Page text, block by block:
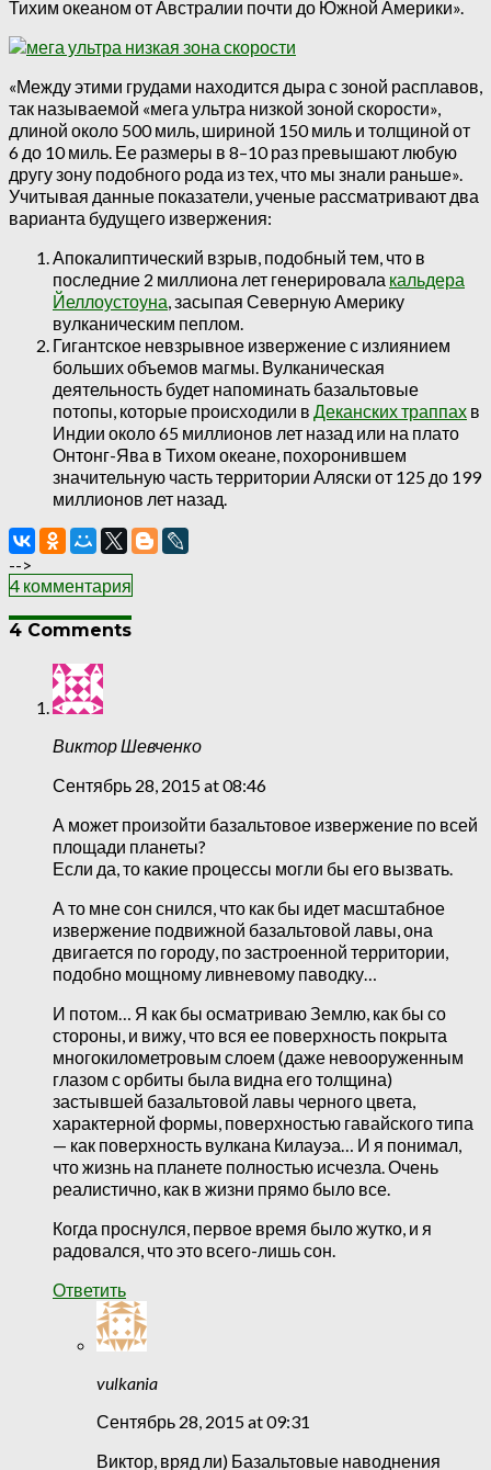
Тихим океаном от Австралии почти до Южной Америки».
«Между этими грудами находится дыра с зоной расплавов,
так называемой «мега ультра низкой зоной скорости»,
длиной около 500 миль, шириной 150 миль и толщиной от
6 до 10 миль. Ее размеры в 8–10 раз превышают любую
другу зону подобного рода из тех, что мы знали раньше».
Учитывая данные показатели, ученые рассматривают два
варианта будущего извержения:
Апокалиптический взрыв, подобный тем, что в
последние 2 миллиона лет генерировала кальдера
Йеллоустоуна, засыпая Северную Америку
вулканическим пеплом.
Гигантское невзрывное извержение с излиянием
больших объемов магмы. Вулканическая
деятельность будет напоминать базальтовые
потопы, которые происходили в Деканских траппах в
Индии около 65 миллионов лет назад или на плато
Онтонг-Ява в Тихом океане, похоронившем
значительную часть территории Аляски от 125 до 199
миллионов лет назад.
-->
4 комментария
4 Comments
Виктор Шевченко
Сентябрь 28, 2015 at 08:46
А может произойти базальтовое извержение по всей
площади планеты?
Если да, то какие процессы могли бы его вызвать.
А то мне сон снился, что как бы идет масштабное
извержение подвижной базальтовой лавы, она
двигается по городу, по застроенной территории,
подобно мощному ливневому паводку…
И потом… Я как бы осматриваю Землю, как бы со
стороны, и вижу, что вся ее поверхность покрыта
многокилометровым слоем (даже невооруженным
глазом с орбиты была видна его толщина)
застывшей базальтовой лавы черного цвета,
характерной формы, поверхностью гавайского типа
— как поверхность вулкана Килауэа… И я понимал,
что жизнь на планете полностью исчезла. Очень
реалистично, как в жизни прямо было все.
Когда проснулся, первое время было жутко, и я
радовался, что это всего-лишь сон.
Ответить
vulkania
Сентябрь 28, 2015 at 09:31
Виктор, вряд ли) Базальтовые наводнения